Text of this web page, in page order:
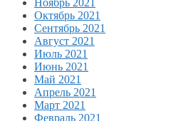
Ноябрь 2021
Октябрь 2021
Сентябрь 2021
Август 2021
Июль 2021
Июнь 2021
Май 2021
Апрель 2021
Март 2021
Февраль 2021